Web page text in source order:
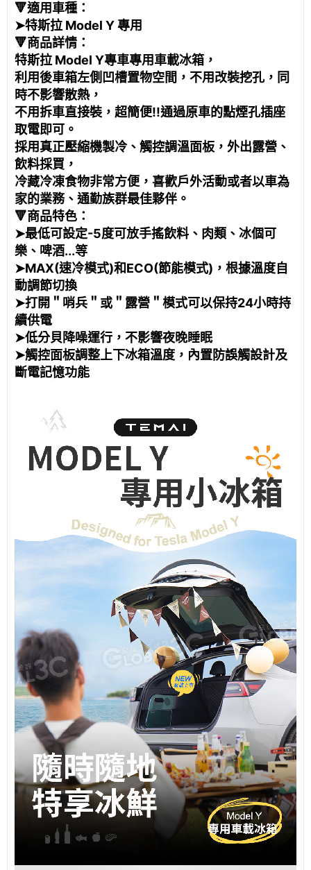
🔻適用車種：
➤特斯拉 Model Y 專用
🔻商品詳情：
特斯拉 Model Y專車專用車載冰箱，
利用後車箱左側凹槽置物空間，不用改裝挖孔， 同
時不影響散熱，
不用拆車直接裝，超簡便!!通過原車的點煙孔插座
取電即可。
採用真正壓縮機製冷、觸控調溫面板，外出露營、
飲料採買，
冷藏冷凍食物非常方便，喜歡戶外活動或者以車為
家的業務、通勤族群最佳夥伴。
🔻商品特色：
➤最低可設定-5度可放手搖飲料、肉類、冰個可
樂、啤酒...等
➤MAX(速冷模式)和ECO(節能模式)，根據溫度自
動調節切換
➤打開＂哨兵＂或＂露營＂模式可以保持24小時持
續供電
➤低分貝降噪運行，不影響夜晚睡眠
➤觸控面板調整上下冰箱溫度，內置防誤觸設計及
斷電記憶功能